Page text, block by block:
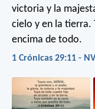
victoria y la
cielo y en la tierra.
encima de todo.
1 Crónicas 29:11 - NVI